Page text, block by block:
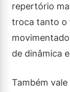
repertório
troca tanto o
de dinâmica
Também